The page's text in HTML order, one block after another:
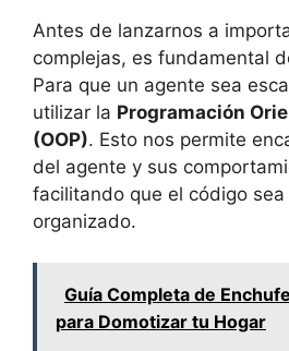
Antes de lanzarnos a
complejas, es fundamental
Para que un agente sea
utilizar la Programación
(OOP). Esto nos permite
del agente y sus
facilitando que el código
organizado.
Guía Completa de
para Domotizar tu Hogar